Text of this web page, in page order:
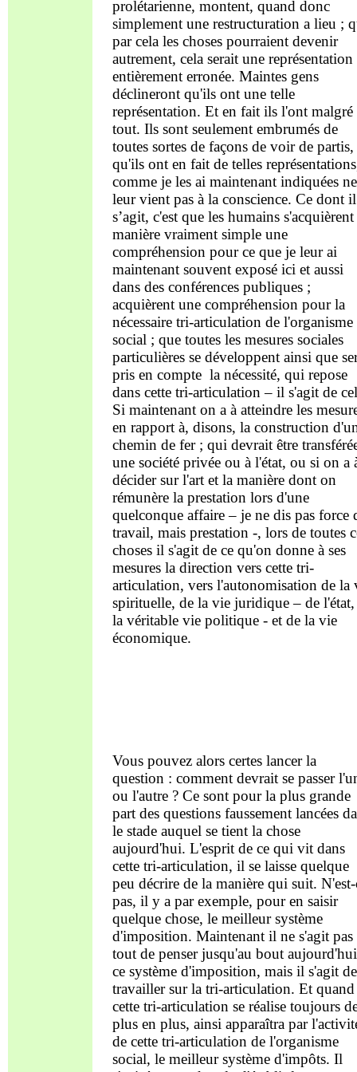
prolétarienne, montent, quand donc
simplement une restructuration a lieu ;
par cela les choses pourraient devenir
autrement, cela serait une représentation
entièrement erronée. Maintes gens
déclineront qu'ils ont une telle
représentation. Et en fait ils l'ont malgré
tout. Ils sont seulement embrumés de
toutes sortes de façons de voir de partis,
qu'ils ont en fait de telles
comme je les ai maintenant indiquées ne
leur vient pas à la conscience. Ce dont il
s’agit, c'est que les humains s'acquièrent
manière vraiment simple une
compréhension pour ce que je leur ai
maintenant souvent exposé ici et aussi
dans des conférences publiques ;
acquièrent une compréhension pour la
nécessaire tri-articulation de l'organisme
social ; que toutes les mesures sociales
particulières se développent ainsi que
pris en compte la nécessité, qui repose
dans cette tri-articulation – il s'agit de
Si maintenant on a à atteindre les
en rapport à, disons, la construction
chemin de fer ; qui devrait être
une société privée ou à l'état, ou si on a
décider sur l'art et la manière dont on
rémunère la prestation lors d'une
quelconque affaire – je ne dis pas force
travail, mais prestation -, lors de toutes
choses il s'agit de ce qu'on donne à ses
mesures la direction vers cette tri-
articulation, vers l'autonomisation de la
spirituelle, de la vie juridique – de l'état,
la véritable vie politique - et de la vie
économique.
Vous pouvez alors certes lancer la
question : comment devrait se passer
ou l'autre ? Ce sont pour la plus grande
part des questions faussement lancées
le stade auquel se tient la chose
aujourd'hui. L'esprit de ce qui vit dans
cette tri-articulation, il se laisse quelque
peu décrire de la manière qui suit. N'est-
pas, il y a par exemple, pour en saisir
quelque chose, le meilleur système
d'imposition. Maintenant il ne s'agit pas
tout de penser jusqu'au bout aujourd'hui
ce système d'imposition, mais il s'agit de
travailler sur la tri-articulation. Et quand
cette tri-articulation se réalise toujours
plus en plus, ainsi apparaîtra par
de cette tri-articulation de l'organisme
social, le meilleur système d'impôts. Il